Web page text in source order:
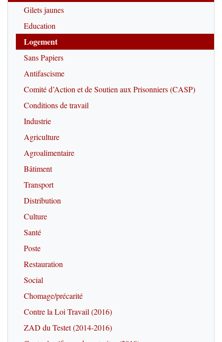
Gilets jaunes
Education
Logement
Sans Papiers
Antifascisme
Comité d’Action et de Soutien aux Prisonniers (CASP)
Conditions de travail
Industrie
Agriculture
Agroalimentaire
Bâtiment
Transport
Distribution
Culture
Santé
Poste
Restauration
Social
Chomage/précarité
Contre la Loi Travail (2016)
ZAD du Testet (2014-2016)